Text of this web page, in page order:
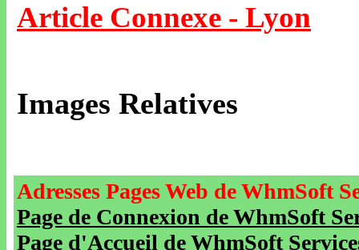
Article Connexe - Lyon
Images Relatives
Adresses Pages Web de WhmSoft
Page de Connexion de WhmSoft
Page d'Accueil de WhmSoft